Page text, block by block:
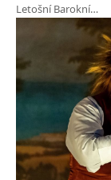
Letošní Barokní…